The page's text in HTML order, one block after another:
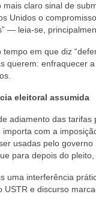
mais claro sinal de
Unidos o
— leia-se,
tempo em que diz
querem: enfraquecer
eleitoral assumida
adiamento das
importa com a
usadas pelo
para depois do
uma interferência
USTR e discurso